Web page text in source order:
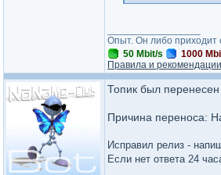
Опыт. Он либо приходит
50 Mbit/s
1000
Правила и
Топик был
Причина переноса:
Исправил релиз -
Если нет ответа 24